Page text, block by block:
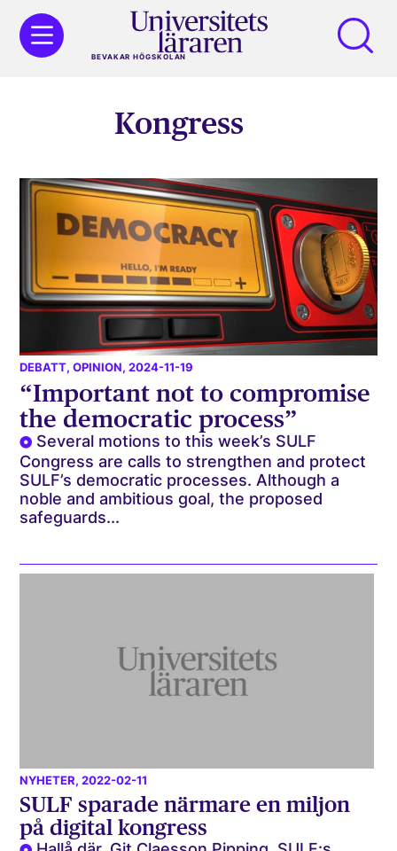
BEVAKAR HÖGSKOLAN
Kongress
DEBATT,OPINION, 2024-11-19
“Important not to compromise
the democratic process”
Several motions to this week’s SULF
Congress are calls to strengthen and protect
SULF’s democratic processes. Although a
noble and ambitious goal, the proposed
safeguards...
NYHETER, 2022-02-11
SULF sparade närmare en miljon
på digital kongress